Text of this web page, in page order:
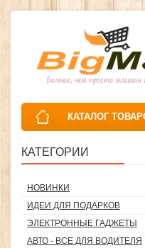
КАТАЛОГ
КАТЕГОРИИ
НОВИНКИ
ИДЕИ ДЛЯ ПОДАРКОВ
ЭЛЕКТРОННЫЕ ГАДЖЕТЫ
АВТО - ВСЕ ДЛЯ ВОДИТЕЛЯ